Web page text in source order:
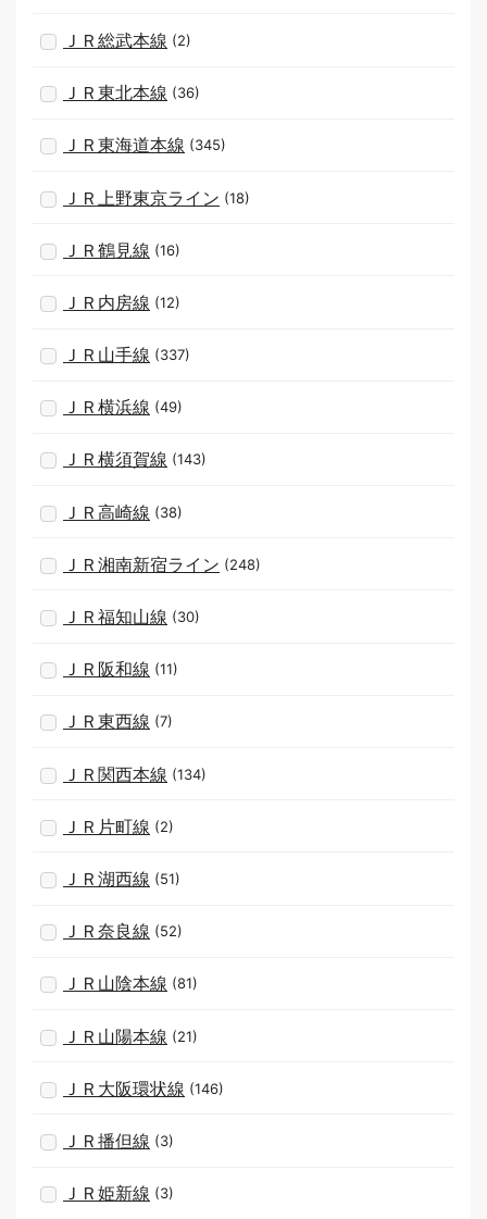
ＪＲ総武本線 (2)
ＪＲ東北本線 (36)
ＪＲ東海道本線 (345)
ＪＲ上野東京ライン (18)
ＪＲ鶴見線 (16)
ＪＲ内房線 (12)
ＪＲ山手線 (337)
ＪＲ横浜線 (49)
ＪＲ横須賀線 (143)
ＪＲ高崎線 (38)
ＪＲ湘南新宿ライン (248)
ＪＲ福知山線 (30)
ＪＲ阪和線 (11)
ＪＲ東西線 (7)
ＪＲ関西本線 (134)
ＪＲ片町線 (2)
ＪＲ湖西線 (51)
ＪＲ奈良線 (52)
ＪＲ山陰本線 (81)
ＪＲ山陽本線 (21)
ＪＲ大阪環状線 (146)
ＪＲ播但線 (3)
ＪＲ姫新線 (3)